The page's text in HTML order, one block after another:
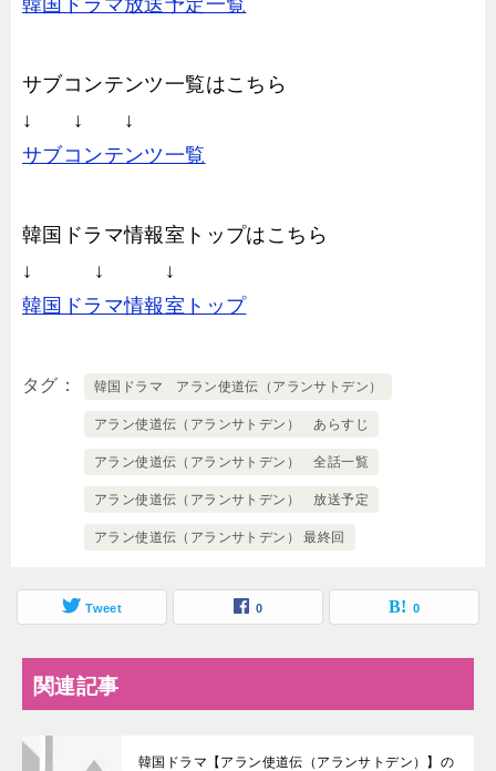
サブコンテンツ一覧はこちら
↓ ↓ ↓
サブコンテンツ一覧
韓国ドラマ情報室トップはこちら
↓ ↓ ↓
韓国ドラマ情報室トップ
タグ 韓国ドラマ アラン使道伝（アランサトデン）
アラン使道伝（アランサトデン） あらすじ
アラン使道伝（アランサトデン） 全話一覧
アラン使道伝（アランサトデン） 放送予定
アラン使道伝（アランサトデン） 最終回
Tweet 0 0
関連記事
韓国ドラマ【アラン使道伝（アランサトデン）】の